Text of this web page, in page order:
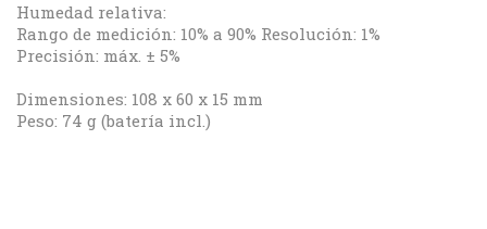
Humedad relativa:
Rango de medición: 10% a 90% Resolución: 1%
Precisión: máx. ± 5%
Dimensiones: 108 x 60 x 15 mm
Peso: 74 g (batería incl.)